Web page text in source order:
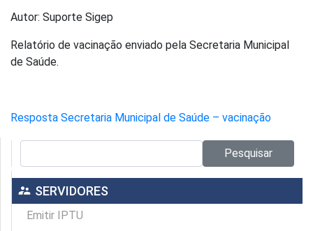
Autor: Suporte Sigep
Relatório de vacinação enviado pela Secretaria Municipal
de Saúde.
Resposta Secretaria Municipal de Saúde – vacinação
Pesquisar
supervisor_account SERVIDORES
Emitir IPTU